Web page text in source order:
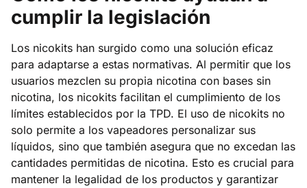
cumplir la legislación
Los nicokits han surgido como una solución eficaz
para adaptarse a estas normativas. Al permitir que los
usuarios mezclen su propia nicotina con bases sin
nicotina, los nicokits facilitan el cumplimiento de los
límites establecidos por la TPD. El uso de nicokits no
solo permite a los vapeadores personalizar sus
líquidos, sino que también asegura que no excedan las
cantidades permitidas de nicotina. Esto es crucial para
mantener la legalidad de los productos y garantizar